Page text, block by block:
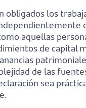
obligados los
aquellas
de capital
de las
sea